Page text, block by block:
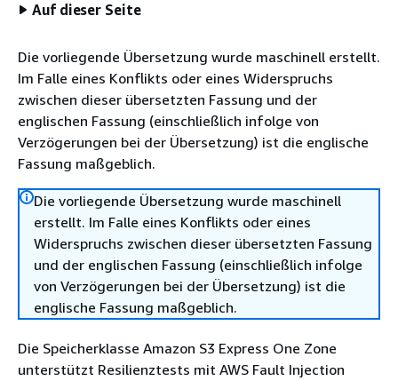
Auf dieser Seite
Die vorliegende Übersetzung wurde maschinell erstellt.
Im Falle eines Konflikts oder eines Widerspruchs
zwischen dieser übersetzten Fassung und der
englischen Fassung (einschließlich infolge von
Verzögerungen bei der Übersetzung) ist die englische
Fassung maßgeblich.
Die vorliegende Übersetzung wurde maschinell
erstellt. Im Falle eines Konflikts oder eines
Widerspruchs zwischen dieser übersetzten Fassung
und der englischen Fassung (einschließlich infolge
von Verzögerungen bei der Übersetzung) ist die
englische Fassung maßgeblich.
Die Speicherklasse Amazon S3 Express One Zone
unterstützt Resilienztests mit AWS Fault Injection